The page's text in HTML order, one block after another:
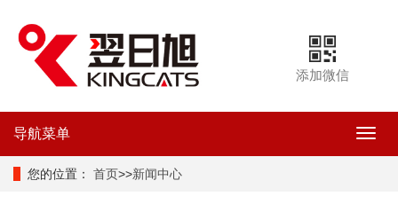
添加微信
导
航
导航菜单
您的位置： 首页>>新闻中心